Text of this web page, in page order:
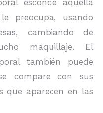
esconde aquella
preocupa, usando
cambiando de
maquillaje. El
también puede
compare con sus
que aparecen en las